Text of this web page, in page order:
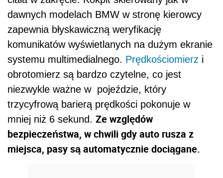
dawnych modelach BMW w stronę kierowcy
zapewnia błyskawiczną weryfikację
komunikatów wyświetlanych na dużym ekranie
systemu multimedialnego. Prędkościomierz i
obrotomierz są bardzo czytelne, co jest
niezwykle ważne w pojeździe, który
trzycyfrową barierą prędkości pokonuje w
mniej niż 6 sekund. Ze względów
bezpieczeństwa, w chwili gdy auto rusza z
miejsca, pasy są automatycznie dociągane.